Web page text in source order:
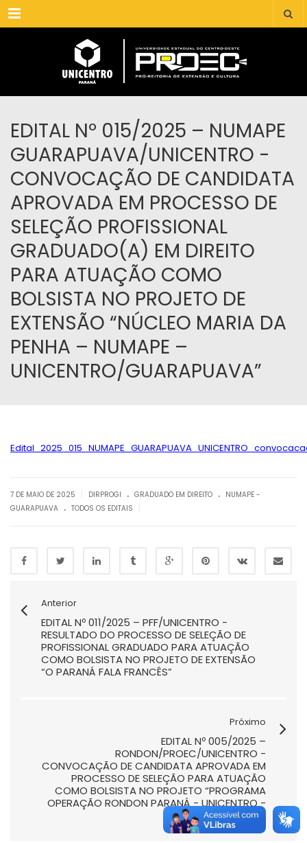
Menu
EDITAL Nº 015/2025 – NUMAPE
GUARAPUAVA/UNICENTRO -
CONVOCAÇÃO DE CANDIDATA
APROVADA EM PROCESSO DE
SELEÇÃO PROFISSIONAL
GRADUADO(A) EM DIREITO
PARA ATUAÇÃO COMO
BOLSISTA NO PROJETO DE
EXTENSÃO “NÚCLEO MARIA DA
PENHA – NUMAPE –
UNICENTRO/GUARAPUAVA”
7 DE MAIO DE 2025 DIRPROGI . GRADUADO EM DIREITO . NUMAPE -
GUARAPUAVA . TODOS OS EDITAIS
Anterior
EDITAL Nº 011/2025 – PFF/UNICENTRO -
RESULTADO DO PROCESSO DE SELEÇÃO DE
PROFISSIONAL GRADUADO PARA ATUAÇÃO
COMO BOLSISTA NO PROJETO DE EXTENSÃO
“O PARANÁ FALA FRANCÊS”
Próximo
EDITAL Nº 005/2025 –
RONDON/PROEC/UNICENTRO -
CONVOCAÇÃO DE CANDIDATA APROVADA EM
PROCESSO DE SELEÇÃO PARA ATUAÇÃO
COMO BOLSISTA NO PROJETO “PROGRAMA
OPERAÇÃO RONDON PARANÁ - UNICENTRO -
2025”